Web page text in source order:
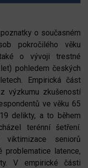
o současném
pokročilého věku
o vývoji trestné
pohledem českých
Empirická část
výzkumu zkušeností
ve věku 65
delikty, a to během
terénní šetření.
seniorů
problematice latence,
V empirické části